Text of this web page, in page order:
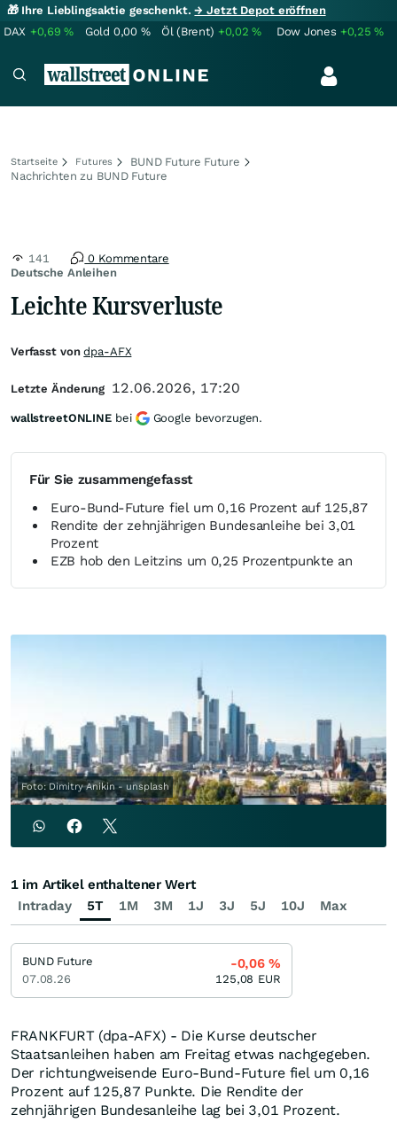
🎁 Ihre Lieblingsaktie geschenkt.→ Jetzt Depot eröffnen
DAX +0,69% Gold 0,00 % Öl (Brent) +0,02% Dow Jones +0,25%
Startseite Futures
BUND Future Future
Nachrichten zu BUND Future
Deutsche Anleihen
141 0 Kommentare
Leichte Kursverluste
Für Sie zusammengefasst
Euro-Bund-Future fiel um 0,16 Prozent auf 125,87
Rendite der zehnjährigen Bundesanleihe bei 3,01
Prozent
EZB hob den Leitzins um 0,25 Prozentpunkte an
Foto: Dimitry Anikin - unsplash
FRANKFURT (dpa-AFX) - Die Kurse deutscher
Staatsanleihen haben am Freitag etwas nachgegeben.
Der richtungweisende Euro-Bund-Future fiel um 0,16
Prozent auf 125,87 Punkte. Die Rendite der
zehnjährigen Bundesanleihe lag bei 3,01 Prozent.
Verfasst vondpa-AFX
Letzte Änderung 12.06.2026, 17:20
wallstreetONLINE bei Google bevorzugen.
Intraday 5T 1M 3M 1J 3J 5J 10J Max
1 im Artikel enthaltener Wert
BUND Future
07.08.26
-0,06%
125,08 EUR